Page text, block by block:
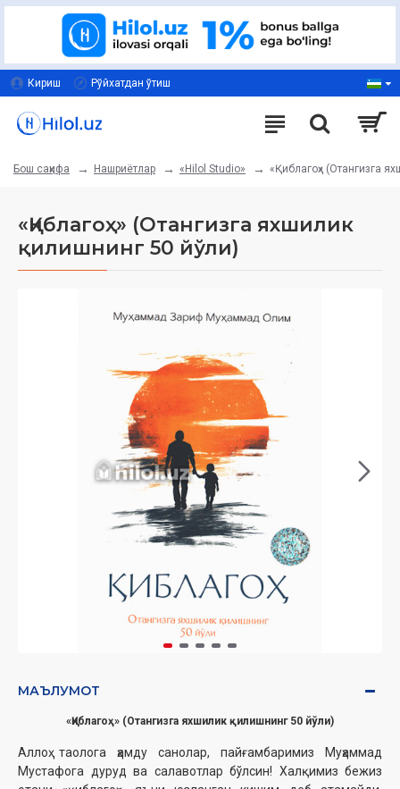
Кириш Рўйхатдан ўтиш
Бош саҳифа Нашриётлар «Hilol Studio» «Қиблагоҳ» (Отангизга
«Қиблагоҳ» (Отангизга яхшилик
қилишнинг 50 йўли)
МАЪЛУМОТ
«Қиблагоҳ» (Отангизга яхшилик қилишнинг 50 йўли)
Аллоҳ таолога ҳамду санолар, пайғамбаримиз Муҳаммад
Мустафога дуруд ва салавотлар бўлсин! Халқимиз бежиз